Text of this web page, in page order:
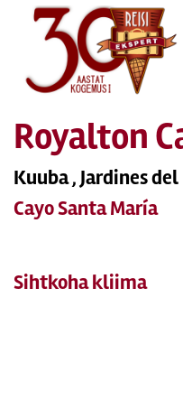
Royalton
Kuuba , Jardines
Cayo Santa María
Sihtkoha kliima